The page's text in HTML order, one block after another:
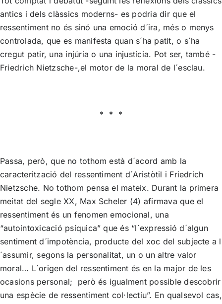
antics i dels clàssics moderns- es podria dir que el
ressentiment no és sinó una emoció d´ira, més o menys
controlada, que es manifesta quan s´ha patit, o s´ha
cregut patir, una injúria o una injustícia. Pot ser, també -
Friedrich Nietzsche-,el motor de la moral de l´esclau.
* * *
Passa, però, que no tothom està d´acord amb la
caracterització del ressentiment d´Aristòtil i Friedrich
Nietzsche. No tothom pensa el mateix. Durant la primera
meitat del segle XX, Max Scheler (4) afirmava que el
ressentiment és un fenomen emocional, una
“autointoxicació psíquica” que és “l´expressió d´algun
sentiment d´impotència, producte del xoc del subjecte a l
´assumir, segons la personalitat, un o un altre valor
moral… L´origen del ressentiment és en la major de les
ocasions personal; però és igualment possible descobrir
una espècie de ressentiment col·lectiu”. En qualsevol cas,